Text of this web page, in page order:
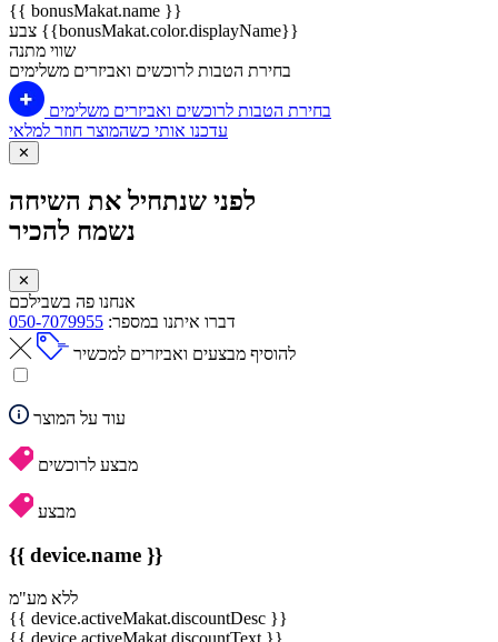
{{ bonusMakat.name }}
צבע {{bonusMakat.color.displayName}}
שווי מתנה
בחירת הטבות לרוכשים ואביזרים משלימים
בחירת הטבות לרוכשים ואביזרים משלימים
עדכנו אותי כשהמוצר חוזר למלאי
✕
לפני שנתחיל את השיחה
נשמח להכיר
✕
אנחנו פה בשבילכם
דברו איתנו במספר: 050-7079955
להוסיף מבצעים ואביזרים למכשיר
עוד על המוצר
מבצע לרוכשים
מבצע
{{ device.name }}
ללא מע"מ
{{ device.activeMakat.discountDesc }}
{{ device.activeMakat.discountText }}